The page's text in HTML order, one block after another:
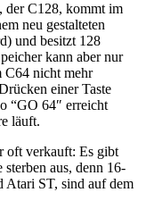
der C128, kommt im
neu gestalteten
und besitzt 128
kann aber nur
C64 nicht mehr
einer Taste
“GO 64″ erreicht
läuft.
oft verkauft: Es gibt
aus, denn 16-
Atari ST, sind auf dem